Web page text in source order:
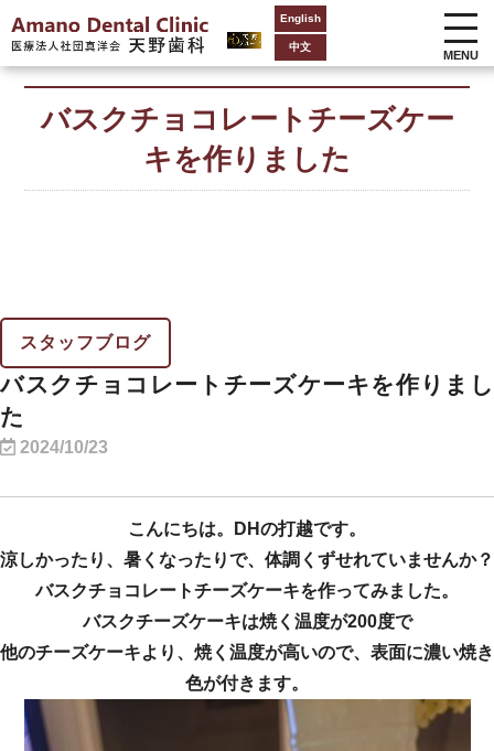
English
中文
MENU
バスクチョコレートチーズケー
キを作りました
スタッフブログ
バスクチョコレートチーズケーキを作りまし
た
2024/10/23
こんにちは。DHの打越です。
涼しかったり、暑くなったりで、体調くずせれていませんか？
バスクチョコレートチーズケーキを作ってみました。
バスクチーズケーキは焼く温度が200度で
他のチーズケーキより、焼く温度が高いので、表面に濃い焼き
色が付きます。